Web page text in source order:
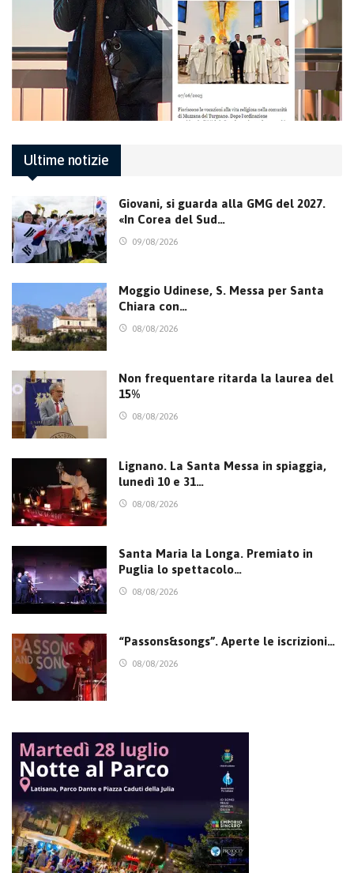
Ultime notizie
Giovani, si guarda alla GMG del 2027.
«In Corea del Sud…
09/08/2026
Moggio Udinese, S. Messa per Santa
Chiara con…
08/08/2026
Non frequentare ritarda la laurea del
15%
08/08/2026
Lignano. La Santa Messa in spiaggia,
lunedì 10 e 31…
08/08/2026
Santa Maria la Longa. Premiato in
Puglia lo spettacolo…
08/08/2026
“Passons&songs”. Aperte le iscrizioni…
08/08/2026